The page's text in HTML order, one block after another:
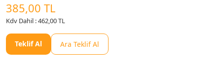
385,00 TL
Kdv Dahil : 462,00 TL
Teklif Al Ara Teklif Al